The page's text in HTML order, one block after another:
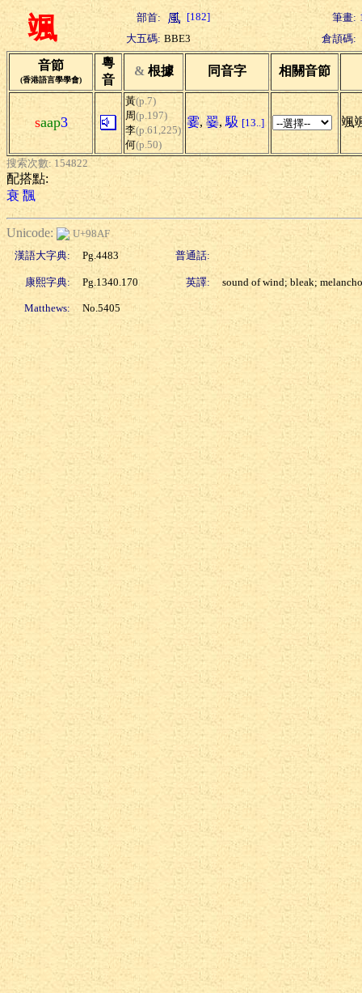
颯 部首: [182] 筆畫:
大五碼: BBE3 倉頡碼:
音節
(香港語言學學會)
粵
音
& 根據 同音字 相關音節
saap3
黃(p.7)
周(p.197)
李(p.61,225)
何(p.50)
霎, 翣, 馺 [13..] 颯
搜索次數: 154822
配搭點:
衰 飁
Unicode:
U+98AF
漢語大字典:
Pg.4483 普通話:
康熙字典: Pg.1340.170 英譯: sound of wind; bleak;
Matthews: No.5405